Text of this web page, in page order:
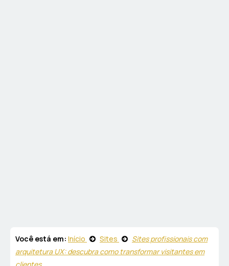
Você está em: Início Sites
Sites profissionais com
arquitetura UX: descubra como transformar visitantes em
clientes